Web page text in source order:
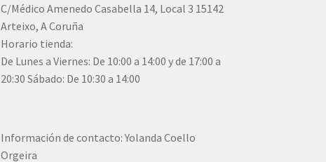
C/Médico Amenedo Casabella 14, Local 3 15142
Arteixo, A Coruña
Horario tienda:
De Lunes a Viernes: De 10:00 a 14:00 y de 17:00 a
20:30 Sábado: De 10:30 a 14:00
Información de contacto: Yolanda Coello
Orgeira